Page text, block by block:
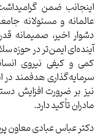
اینجانب ضمن
عالمانه و مسئولانه
دشوار اخیر، صمیمانه
آینده‌ای ایمن‌تر در حوزه
کمی و کیفی نیروی
سرمایه‌گذاری هدفمند
نیز بر ضرورت افزایش
مادران تأکید دارد.
دکتر عباس عبادی معاون